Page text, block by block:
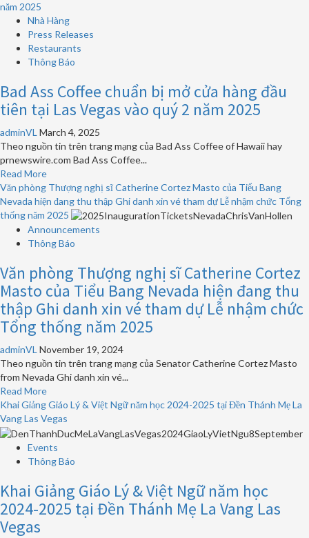
Các
Sự
kiện
WWE
Tuần
lễ
WrestleMania
41
do
Las
tổ
chức
năm 2025
Nhà Hàng
Press Releases
Restaurants
Thông Báo
Bad Ass Coffee chuẩn bị mở cửa hàng đầu
tiên tại Las Vegas vào quý 2 năm 2025
adminVL March 4, 2025
Theo nguồn tin trên trang mạng của Bad Ass Coffee of Hawaii hay
prnewswire.com Bad Ass Coffee...
Read MoreRead
more
about
Bad
Ass
Coffee
bị
mở
cửa
hàng
đầu
tại
Las
Vegas
vào
quý
2
năm
2025
Văn phòng Thượng nghị sĩ Catherine Cortez Masto của Tiểu Bang
Nevada hiện đang thu thập Ghi danh xin vé tham dự Lễ nhậm chức Tổng
thống năm 2025
Announcements
Thông Báo
Văn phòng Thượng nghị sĩ Catherine Cortez
Masto của Tiểu Bang Nevada hiện đang thu
thập Ghi danh xin vé tham dự Lễ nhậm chức
Tổng thống năm 2025
adminVLNovember 19, 2024
Theo nguồn tin trên trang mạng của Senator Catherine Cortez Masto
from Nevada Ghi danh xin vé...
Read MoreRead
more
about
Văn
phòng
Thượng
sĩ
Catherine
Cortez
Khai Giảng Giáo Lý & Việt Ngữ năm học 2024-2025 tại Đền Thánh Mẹ La
Vang Las Vegas
Events
Thông Báo
Khai Giảng Giáo Lý & Việt Ngữ năm học
2024-2025 tại Đền Thánh Mẹ La Vang Las
Vegas